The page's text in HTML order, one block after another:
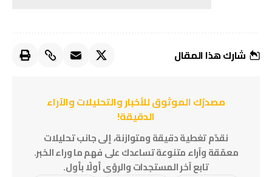
شارك هذا المقال
مصدرُك الموثوق للأخبار والتحليلات والآراء
الدقيقة!
نقدّم تغطية دقيقة ومتوازنة، إلى جانب تحليلات
معمّقة وآراء متنوعة تساعدك على فهم ما وراء الخبر.
تابع آخر المستجدات والرؤى أولًا بأول.